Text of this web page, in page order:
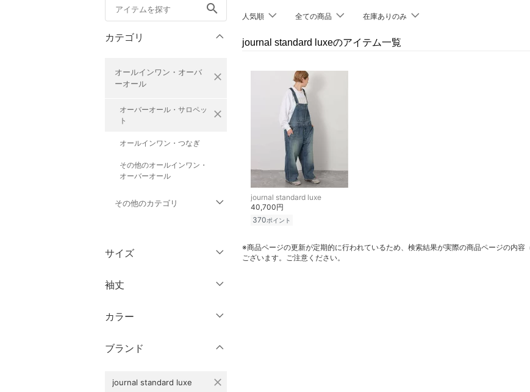
search
カテゴリ
オールインワン・オーバ
ーオール
close
オーバーオール・サロペッ
ト
close
オールインワン・つなぎ
その他のオールインワン・
オーバーオール
その他のカテゴリ
パンツ
ワンピース・ドレス
スカート
サイズ
ウェア（S/M/L）
M
XL
袖丈
ノースリーブ
半袖
長袖
カラー
ブランド
journal standard luxe close
人気順 全ての商品 在庫ありのみ
journal standard luxeのアイテム一覧
journal standard luxe
40,700円
370ポイント
※商品ページの更新が定期的に行われているため、検索結果が実際の商品ページの内
ございます。ご注意ください。